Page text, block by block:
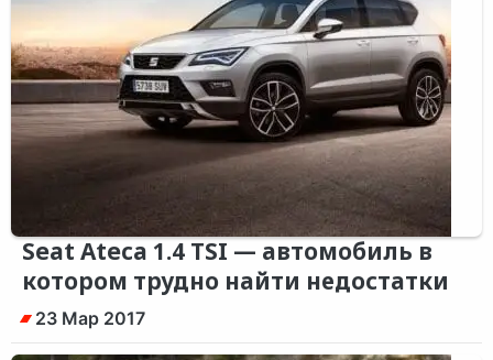
Seat Ateca 1.4 TSI — автомобиль в
котором трудно найти недостатки
23 Мар 2017